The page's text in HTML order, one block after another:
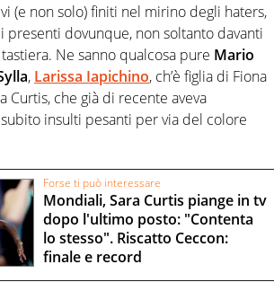
(e non solo) finiti nel mirino degli haters,
presenti dovunque, non soltanto davanti
Ne sanno qualcosa pure Mario
, Larissa Iapichino, ch’è figlia di Fiona
Curtis, che già di recente aveva
insulti pesanti per via del colore
Forse ti può interessare
Mondiali, Sara Curtis piange in tv
dopo l'ultimo posto: "Contenta
lo stesso". Riscatto Ceccon:
finale e record